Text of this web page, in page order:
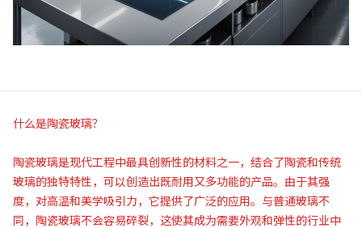
什么是陶瓷玻璃？
陶瓷玻璃是现代工程中最具创新性的材料之一，结合了陶瓷和传统
玻璃的独特特性，可以创造出既耐用又多功能的产品。由于其强
度，对高温和美学吸引力，它提供了广泛的应用。与普通玻璃不
同，陶瓷玻璃不会容易碎裂，这使其成为需要外观和弹性的行业中